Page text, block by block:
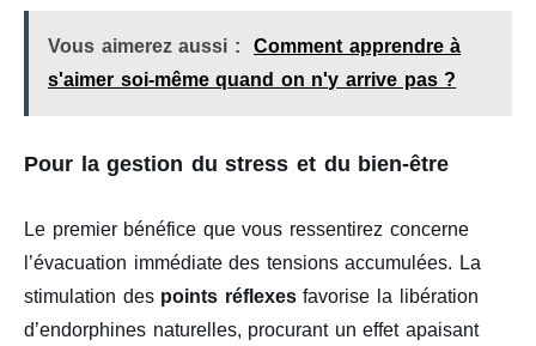
Vous aimerez aussi :
Comment apprendre à
s'aimer soi-même quand on n'y arrive pas ?
Pour la gestion du stress et du bien-être
Le premier bénéfice que vous ressentirez concerne
l’évacuation immédiate des tensions accumulées. La
stimulation des points réflexesfavorise la libération
d’endorphines naturelles, procurant un effet apaisant